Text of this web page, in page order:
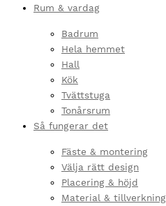
Rum & vardag
Badrum
Hela hemmet
Hall
Kök
Tvättstuga
Tonårsrum
Så fungerar det
Fäste & montering
Välja rätt design
Placering & höjd
Material & tillverkning